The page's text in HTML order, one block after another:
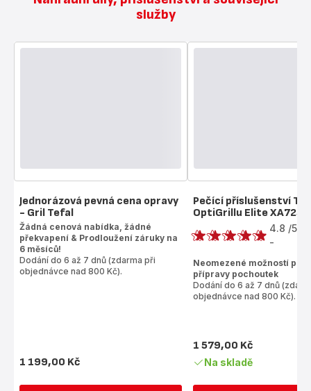
služby
Jednorázová pevná cena opravy
- Gril Tefal
Žádná cenová nabídka, žádné
překvapení & Prodloužení záruky na
6 měsíců!
Dodání do 6 až 7 dnů (zdarma při
objednávce nad 800 Kč).
Cena
1 199,00 Kč
Pečící příslušenství
OptiGrillu Elite
Hodnocení
4.8 /5
-
Neomezené možností
přípravy pochoutek
Dodání do 6 až 7 dnů
objednávce nad 800 Kč).
Cena
1 579,00 Kč
Na skladě